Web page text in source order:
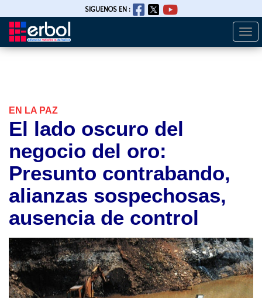
Pasar
SIGUENOS EN :
EN LA PAZ
El lado oscuro del
negocio del oro:
Presunto contrabando,
alianzas sospechosas,
ausencia de control